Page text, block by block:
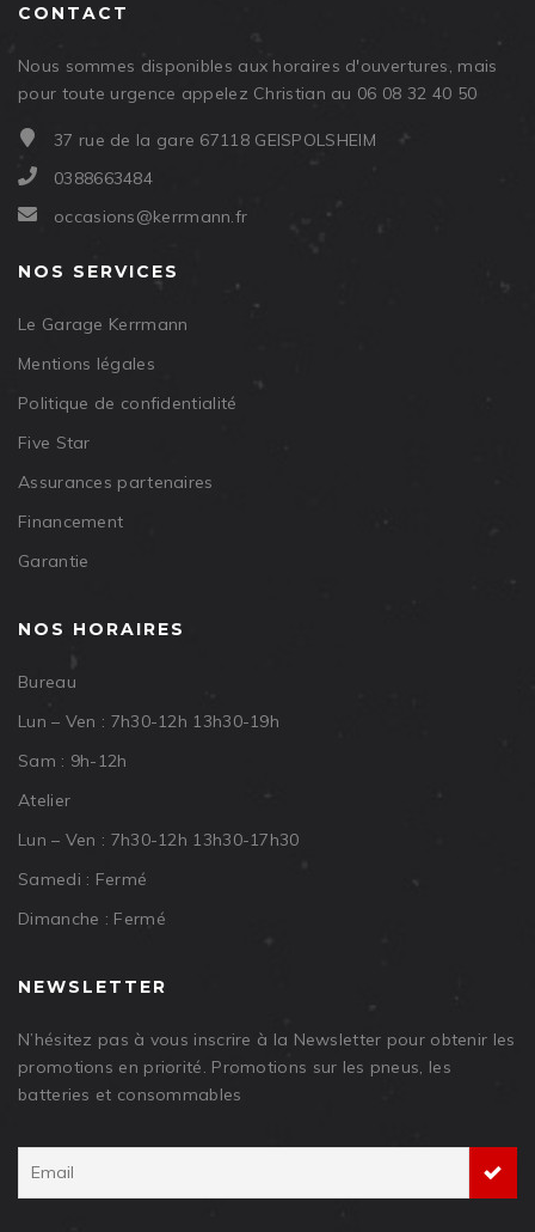
CONTACT
Nous sommes disponibles aux horaires d'ouvertures, mais
pour toute urgence appelez Christian au 06 08 32 40 50
37 rue de la gare 67118 GEISPOLSHEIM
0388663484
occasions@kerrmann.fr
NOS SERVICES
Le Garage Kerrmann
Mentions légales
Politique de confidentialité
Five Star
Assurances partenaires
Financement
Garantie
NOS HORAIRES
Bureau
Lun – Ven : 7h30-12h 13h30-19h
Sam : 9h-12h
Atelier
Lun – Ven : 7h30-12h 13h30-17h30
Samedi : Fermé
Dimanche : Fermé
NEWSLETTER
N’hésitez pas à vous inscrire à la Newsletter pour obtenir les
promotions en priorité. Promotions sur les pneus, les
batteries et consommables